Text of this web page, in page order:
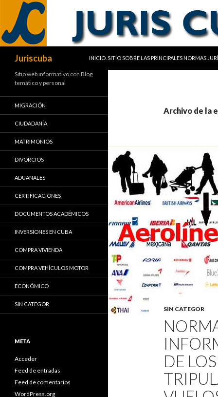
Juriscuba
INICIO. SITIO SOBRE LAS PRINCIPALES NORMAS
Archivo de la
SIN CATEGOR
DE
Sitio web informativo con Blog
temático y personal
MIGRACIÓN
CIUDADANÍA
MATRIMONIOS
DIVORCIOS
ADUANALES
CERTIFICACIONES
DOCUMENTOS ACADÉMICOS
INVERSIONES EN CUBA
COMPRA VIVIENDA
COMPRA VEHÍCULOS MOTOR
ECONÓMICO
SIN CATEGOR
META
Acceder
Feed de entradas
Feed de comentarios
WordPress.org